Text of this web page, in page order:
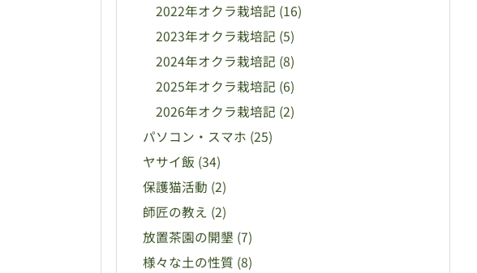
2022年オクラ栽培記 (16)
2023年オクラ栽培記 (5)
2024年オクラ栽培記 (8)
2025年オクラ栽培記 (6)
2026年オクラ栽培記 (2)
パソコン・スマホ (25)
ヤサイ飯 (34)
保護猫活動 (2)
師匠の教え (2)
放置茶園の開墾 (7)
様々な土の性質 (8)